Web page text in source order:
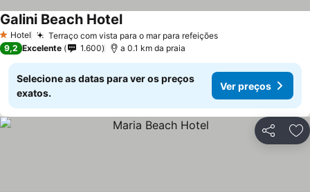
1 Estrelas
Hotel Terraço com vista para o mar para refeições
Galini Beach Hotel
9,2 Excelente 1.600 a 0.1 km da praia
Selecione as datas para ver os preços
exatos.
Ver preços
Partilhar